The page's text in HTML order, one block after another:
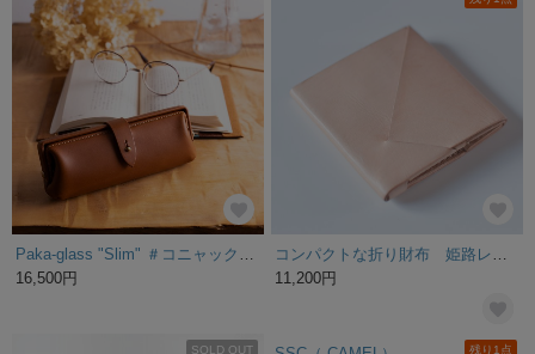
16,500円
11,200円
SOLD OUT 残り1点